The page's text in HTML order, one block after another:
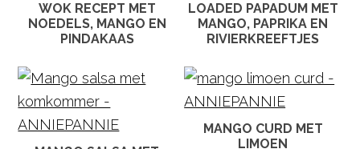
WOK RECEPT MET
NOEDELS, MANGO EN
PINDAKAAS
LOADED PAPADUM MET
MANGO, PAPRIKA EN
RIVIERKREEFTJES
MANGO CURD MET
LIMOEN